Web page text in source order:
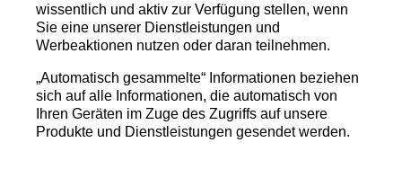
wissentlich und aktiv zur Verfügung stellen, wenn
Sie eine unserer Dienstleistungen und
Werbeaktionen nutzen oder daran teilnehmen.
„Automatisch gesammelte“ Informationen beziehen
sich auf alle Informationen, die automatisch von
Ihren Geräten im Zuge des Zugriffs auf unsere
Produkte und Dienstleistungen gesendet werden.